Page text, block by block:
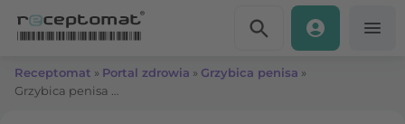
Receptomat » Portal zdrowia » Grzybica penisa »